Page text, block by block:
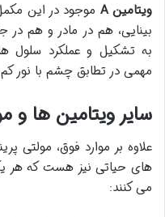
ویتامین A
موجود در این
بینایی، هم در مادر و هم در
به تشکیل و عملکرد
مهمی در تطابق چشم با نور کم
سایر ویتامین ها و
علاوه بر موارد فوق، مولتی
های حیاتی نیز هست که هر
می کنند: